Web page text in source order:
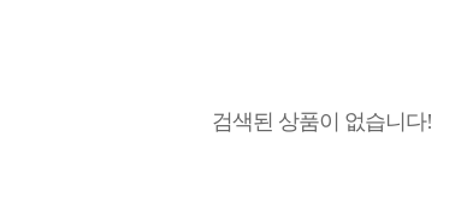
검색된 상품이 없습니다!